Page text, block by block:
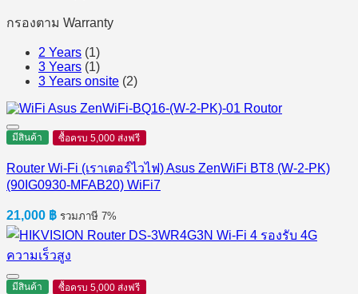
กรองตาม Warranty
2 Years (1)
3 Years (1)
3 Years onsite (2)
มีสินค้า ซื้อครบ 5,000 ส่งฟรี
Router Wi-Fi (เราเตอร์ไวไฟ) Asus ZenWiFi BT8 (W-2-PK)
(90IG0930-MFAB20) WiFi7
21,000 ฿ รวมภาษี 7%
มีสินค้า ซื้อครบ 5,000 ส่งฟรี